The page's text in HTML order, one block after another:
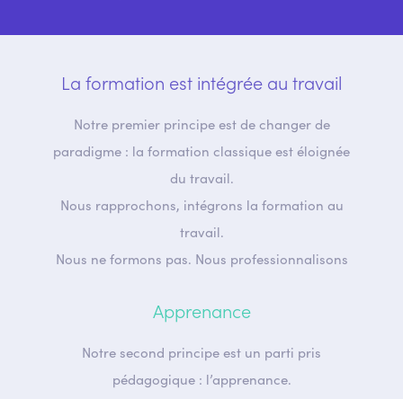
La formation est intégrée au travail
Notre premier principe est de changer de
paradigme : la formation classique est éloignée
du travail.
Nous rapprochons, intégrons la formation au
travail.
Nous ne formons pas. Nous professionnalisons
Apprenance
Notre second principe est un parti pris
pédagogique : l’apprenance.